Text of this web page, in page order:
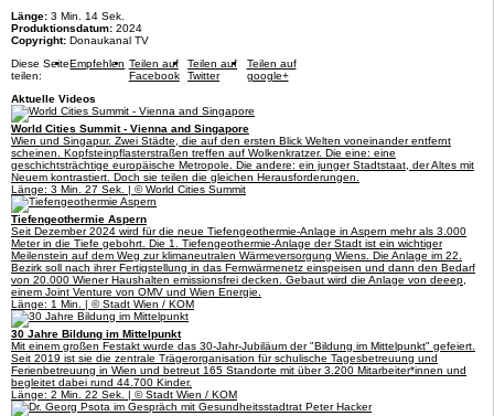
Länge: 3 Min. 14 Sek.
Produktionsdatum: 2024
Copyright: Donaukanal TV
Diese Seite
teilen:
Empfehlen Teilen auf
Facebook
Teilen auf
Twitter
Teilen auf
google+
Aktuelle Videos
World Cities Summit - Vienna and Singapore
Wien und Singapur. Zwei Städte, die auf den ersten Blick Welten voneinander entfernt
scheinen. Kopfsteinpflasterstraßen treffen auf Wolkenkratzer. Die eine: eine
geschichtsträchtige europäische Metropole. Die andere: ein junger Stadtstaat, der Altes mit
Neuem kontrastiert. Doch sie teilen die gleichen Herausforderungen.
Länge: 3 Min. 27 Sek. | © World Cities Summit
Tiefengeothermie Aspern
Seit Dezember 2024 wird für die neue Tiefengeothermie-Anlage in Aspern mehr als 3.000
Meter in die Tiefe gebohrt. Die 1. Tiefengeothermie-Anlage der Stadt ist ein wichtiger
Meilenstein auf dem Weg zur klimaneutralen Wärmeversorgung Wiens. Die Anlage im 22.
Bezirk soll nach ihrer Fertigstellung in das Fernwärmenetz einspeisen und dann den Bedarf
von 20.000 Wiener Haushalten emissionsfrei decken. Gebaut wird die Anlage von deeep,
einem Joint Venture von OMV und Wien Energie.
Länge: 1 Min. | © Stadt Wien / KOM
30 Jahre Bildung im Mittelpunkt
Mit einem großen Festakt wurde das 30-Jahr-Jubiläum der "Bildung im Mittelpunkt" gefeiert.
Seit 2019 ist sie die zentrale Trägerorganisation für schulische Tagesbetreuung und
Ferienbetreuung in Wien und betreut 165 Standorte mit über 3.200 Mitarbeiter*innen und
begleitet dabei rund 44.700 Kinder.
Länge: 2 Min. 22 Sek. | © Stadt Wien / KOM